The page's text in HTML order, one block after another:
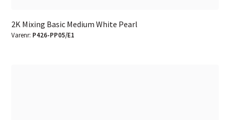
2K Mixing Basic Medium White Pearl
Varenr: P426-PP05/E1